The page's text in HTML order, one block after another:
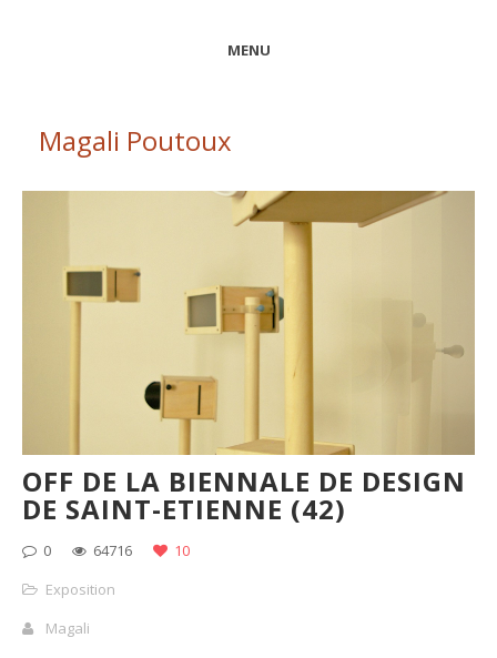
MENU
Magali Poutoux
OFF DE LA BIENNALE DE DESIGN
DE SAINT-ETIENNE (42)
0 64716
10
Exposition
Magali